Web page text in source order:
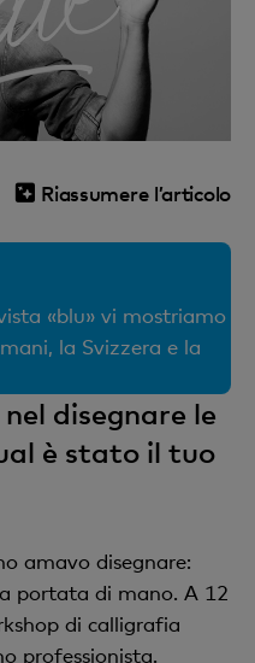
Riassumere l’articolo
«blu» vi mostriamo
la Svizzera e la
disegnare le
è stato il tuo
amavo disegnare:
portata di mano. A 12
di calligrafia
professionista.